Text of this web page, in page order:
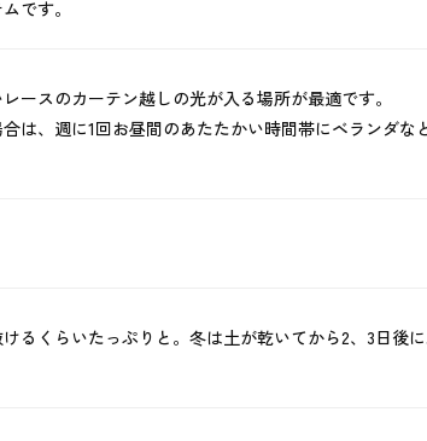
です。
ースのカーテン越しの光が入る場所が最適です。
は、週に1回お昼間のあたたかい時間帯にベランダな
るくらいたっぷりと。冬は土が乾いてから2、3日後